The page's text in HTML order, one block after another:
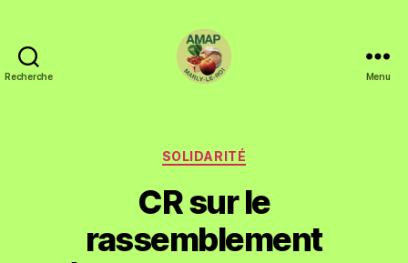
Recherche Menu
SOLIDARITÉ
CR sur le
rassemblement